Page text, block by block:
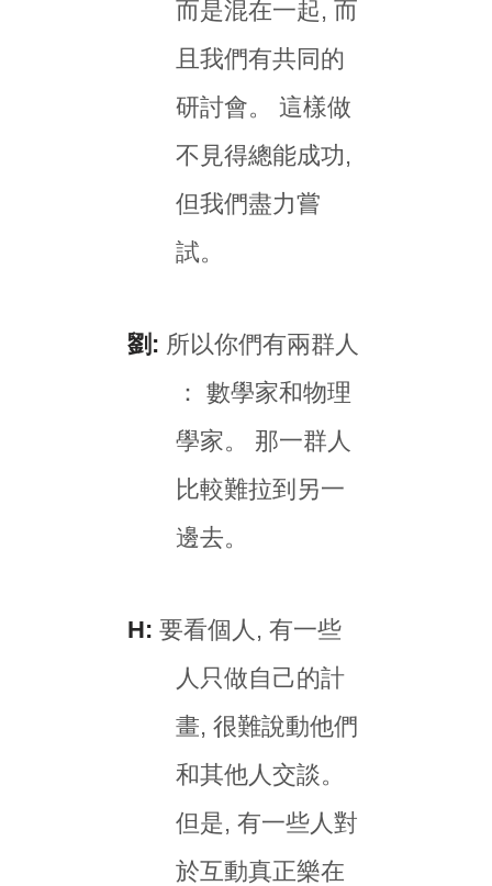
而是混在一起, 而
且我們有共同的
研討會。 這樣做
不見得總能成功,
但我們盡力嘗
試。
劉: 所以你們有兩群人
： 數學家和物理
學家。 那一群人
比較難拉到另一
邊去。
H: 要看個人, 有一些
人只做自己的計
畫, 很難說動他們
和其他人交談。
但是, 有一些人對
於互動真正樂在